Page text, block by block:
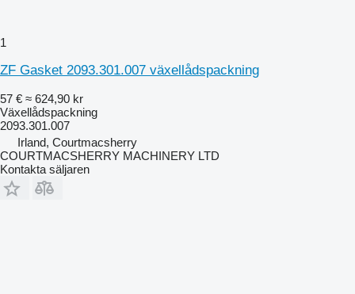
1
ZF Gasket 2093.301.007 växellådspackning
57 € ≈ 624,90 kr
Växellådspackning
2093.301.007
Irland, Courtmacsherry
COURTMACSHERRY MACHINERY LTD
Kontakta säljaren